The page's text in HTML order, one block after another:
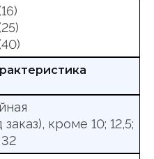
кроме 10; 12,5;